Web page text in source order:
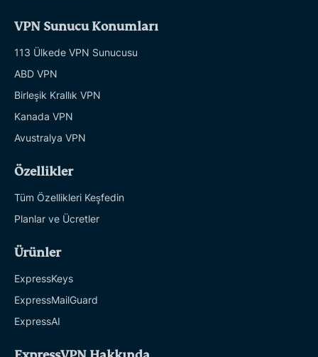
VPN Sunucu Konumları
113 Ülkede VPN Sunucusu
ABD VPN
Birleşik Krallık VPN
Kanada VPN
Avustralya VPN
Özellikler
Tüm Özellikleri Keşfedin
Planlar ve Ücretler
Ürünler
ExpressKeys
ExpressMailGuard
ExpressAI